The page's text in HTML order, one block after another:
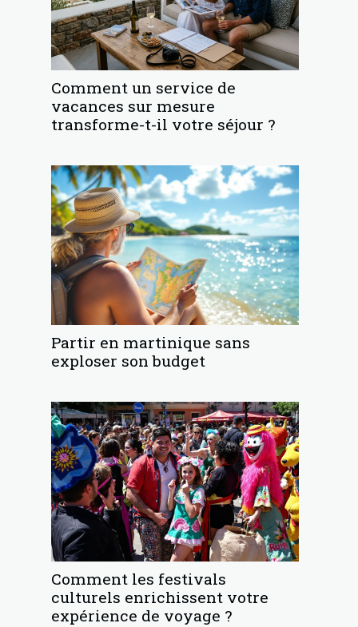
Comment un service de
vacances sur mesure
transforme-t-il votre séjour ?
Partir en martinique sans
exploser son budget
Comment les festivals
culturels enrichissent votre
expérience de voyage ?